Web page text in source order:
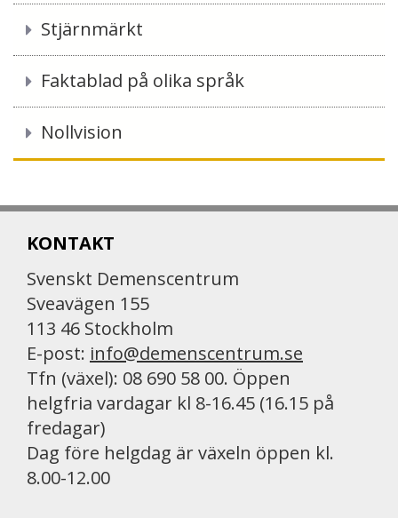
Stjärnmärkt
Faktablad på olika språk
Nollvision
KONTAKT
Svenskt Demenscentrum
Sveavägen 155
113 46 Stockholm
E-post: info@demenscentrum.se
Tfn (växel): 08 690 58 00. Öppen
helgfria vardagar kl 8-16.45 (16.15 på
fredagar)
Dag före helgdag är växeln öppen kl.
8.00-12.00